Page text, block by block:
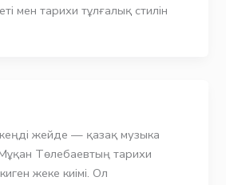
мен тарихи тұлғалық стилін
жеңді жейде — қазақ музыка
Мұқан Төлебаевтың тарихи
жеке киімі. Ол